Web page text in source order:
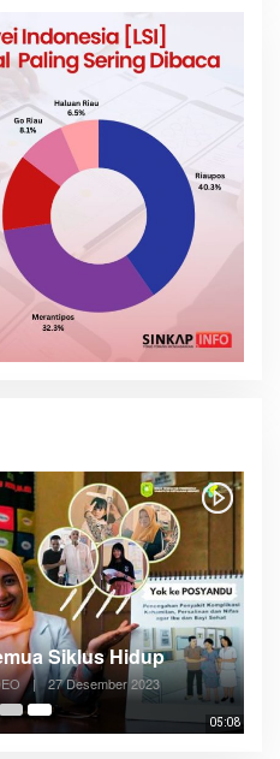
05:08
Siklus Hidup
| 27 Desember 2023